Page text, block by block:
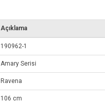
Açıklama
190962-1
Amary Serisi
Ravena
106 cm